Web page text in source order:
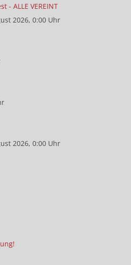
- ALLE VEREINT
2026, 0:00 Uhr
2026, 0:00 Uhr